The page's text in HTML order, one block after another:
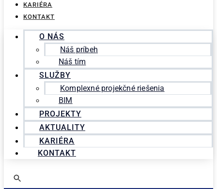
KARIÉRA
KONTAKT
O NÁS
Náš príbeh
Náš tím
SLUŽBY
Komplexné projekčné riešenia
BIM
PROJEKTY
AKTUALITY
KARIÉRA
KONTAKT